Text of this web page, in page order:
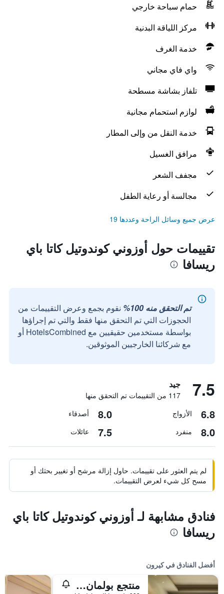
حمام سباحة خارجي
مركز اللياقة البدنية
خدمة الغرف
واي فاي مجاني
تلفاز بشاشة مسطحة
لوازم استحمام مجانية
خدمة النقل من وإلى المطار
مرافق الغسيل
مجفف الشعر
مجالسة أو رعاية الطفل
عرض جميع وسائل الراحة وعددها 19
تقييمات حول أوزوني كوندوتيل كاتا باي
ريسافا
تم التحقق منه 100%
نقوم بجمع وعرض التقييمات من
الحجوزات التي تم التحقق منها فقط والتي تم إجراؤها
بواسطة مستخدمين حقيقيين مع HotelsCombined أو
مع شركائنا الخارجيين الموثوقين.
7.5 جيد
117 من التقييمات تم التحقق منها
6.8 الأزواج 8.0 أصدقاء
8.0 منفرد 7.5 عائلات
لم يتم العثور على تقييمات. حاول إزالة مرشح أو تغيير بحثك أو
مسح كل شيء لعرض التقييمات.
فنادق مشابهة لـ أوزوني كوندوتيل كاتا باي
ريسافا
أفضل الفنادق في كيرون
منتجع بولمان فوكيت كارون بيتش